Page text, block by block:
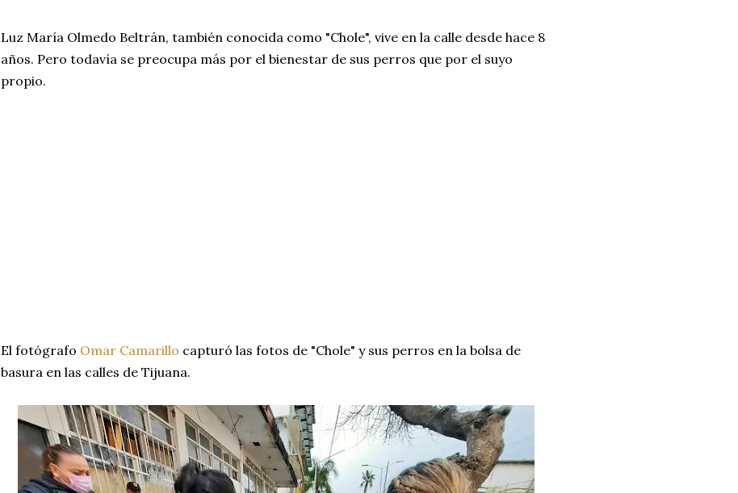
Luz María Olmedo Beltrán, también conocida como "Chole", vive en la calle desde hace 8
años. Pero todavía se preocupa más por el bienestar de sus perros que por el suyo
propio.
El fotógrafo Omar Camarillo capturó las fotos de "Chole" y sus perros en la bolsa de
basura en las calles de Tijuana.